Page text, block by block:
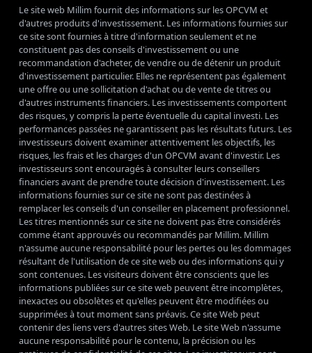
Le site web Millim fournit des informations sur les OPCVM et
d'autres produits d'investissement. Les informations fournies sur
ce site sont fournies à titre d'information seulement et ne
constituent pas des conseils d'investissement ou une
recommandation d'acheter, de vendre ou de détenir un produit
d'investissement particulier. Elles ne représentent pas également
une offre ou une sollicitation d'achat ou de vente de titres ou
d'autres instruments financiers. Les investissements comportent
des risques, y compris la perte éventuelle du capital investi. Les
performances passées ne garantissent pas les résultats futurs. Les
investisseurs doivent examiner attentivement les objectifs, les
risques, les frais et les charges d'un OPCVM avant d'investir. Les
investisseurs sont encouragés à consulter leurs conseillers
financiers avant de prendre toute décision d'investissement. Les
informations fournies sur ce site ne sont pas destinées à
remplacer les conseils d'un conseiller en placement professionnel.
Les titres mentionnés sur ce site ne doivent pas être considérés
comme étant approuvés ou recommandés par Millim. Millim
n'assume aucune responsabilité pour les pertes ou les dommages
résultant de l'utilisation de ce site web ou des informations qui y
sont contenues. Les visiteurs doivent être conscients que les
informations publiées sur ce site web peuvent être incomplètes,
inexactes ou obsolètes et qu'elles peuvent être modifiées ou
supprimées à tout moment sans préavis. Ce site Web peut
contenir des liens vers d'autres sites Web. Le site Web n'assume
aucune responsabilité pour le contenu, la précision ou les